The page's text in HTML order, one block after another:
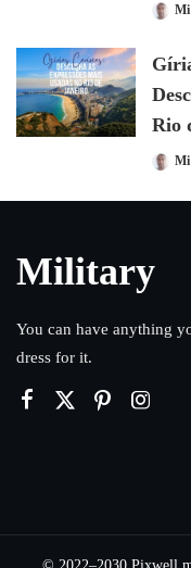
Posted
Rio
Posted
Military
You can have anything
dress for it.
© 2022–2030 Pixwell